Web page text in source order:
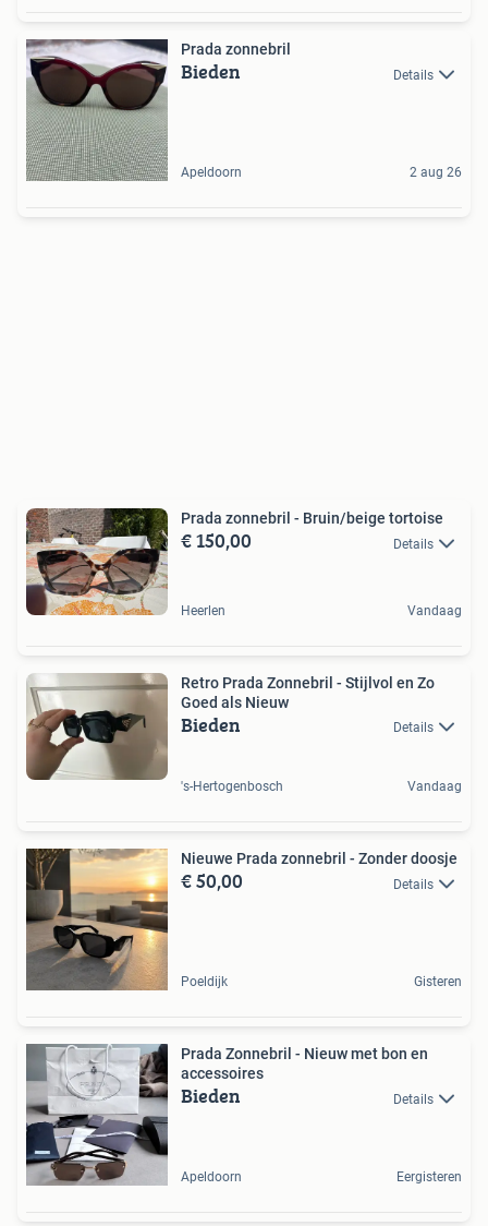
Prada zonnebril
Bieden Details
Apeldoorn 2 aug 26
Prada zonnebril - Bruin/beige tortoise
€ 150,00 Details
Heerlen Vandaag
Retro Prada Zonnebril - Stijlvol en Zo
Goed als Nieuw
Bieden Details
's-Hertogenbosch Vandaag
Nieuwe Prada zonnebril - Zonder doosje
€ 50,00 Details
Poeldijk Gisteren
Prada Zonnebril - Nieuw met bon en
accessoires
Bieden Details
Apeldoorn Eergisteren